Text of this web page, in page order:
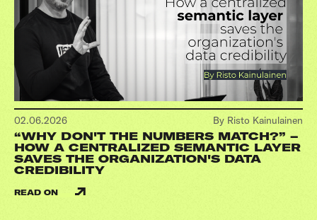
02.06.2026 By Risto Kainulainen
“WHY DON'T THE NUMBERS MATCH?” –
HOW A CENTRALIZED SEMANTIC LAYER
SAVES THE ORGANIZATION'S DATA
CREDIBILITY
READ ON